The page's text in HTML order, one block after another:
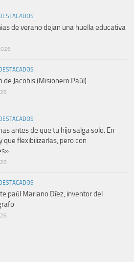
de verano dejan una huella educativa
de Jacobis (Misionero Paúl)
antes de que tu hijo salga solo. En
que flexibilizarlas, pero con
paúl Mariano Díez, inventor del